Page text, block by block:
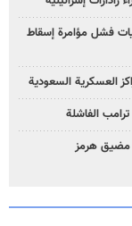
فشل مؤامرة إسقاط
العسكرية السعودية
الفاشلة
هرمز